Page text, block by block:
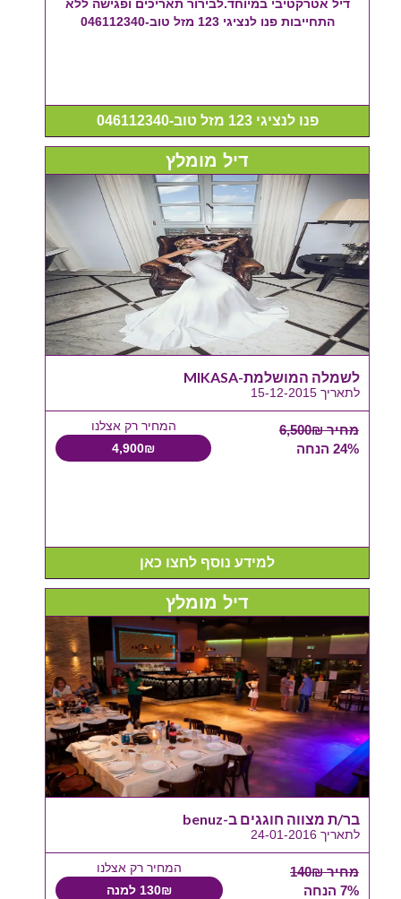
דיל אטרקטיבי במיוחד.לבירור תאריכים ופגישה ללא
התחייבות פנו לנציגי 123 מזל טוב-046112340
פנו לנציגי 123 מזל טוב-046112340
דיל מומלץ
לשמלה המושלמת-MIKASA
לתאריך 15-12-2015
מחיר 6,500₪
24% הנחה
המחיר רק אצלנו
4,900₪
למידע נוסף לחצו כאן
דיל מומלץ
בר/ת מצווה חוגגים ב-benuz
לתאריך 24-01-2016
מחיר 140₪
7% הנחה
המחיר רק אצלנו
130₪ למנה